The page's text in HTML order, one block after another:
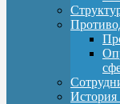
История